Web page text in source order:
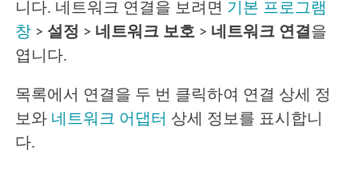
니다. 네트워크 연결을 보려면 기본 프로그램
창 > 설정 > 네트워크 보호 > 네트워크 연결을
엽니다.
목록에서 연결을 두 번 클릭하여 연결 상세 정
보와 네트워크 어댑터 상세 정보를 표시합니
다.